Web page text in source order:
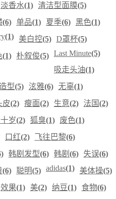
淡香水(1) 清洁型面膜(5)
(6) 单品(1) 夏季(6) 黑色(1)
(1) 美白控(5) D罩杯(5)
(1) 朴叙俊(5) Last Minute(5)
吸走头油(1)
型(5) 泫雅(6) 无辜(1)
皮(2) 瘦面(2) 生意(2) 法国(2)
岁(2) 狐臭(1) 废色(1)
口红(2) 飞往巴黎(6)
韩剧发型(6) 韩剧 (6) 失误(6)
(6) 聪明(5) adidas(1) 美体操(5)
效果(1) 美(2) 纳豆(1) 食物(6)